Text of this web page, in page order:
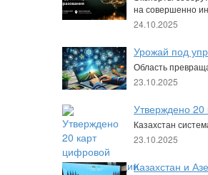
на совершенно
24.10.2025
Урожай под
Область
23.10.2025
Утверждено
Казахстан
23.10.2025
Казахстан и